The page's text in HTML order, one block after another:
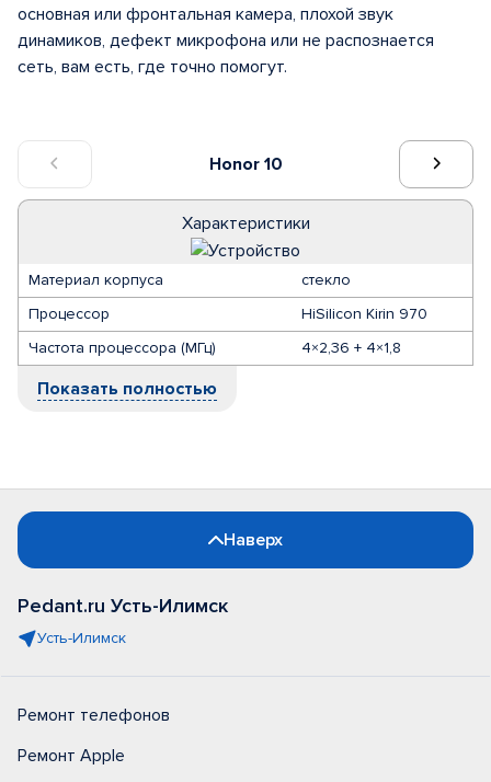
Honor 10
Характеристики
Материал корпуса
стекло
Процессор
HiSilicon Kirin 970
Частота процессора (МГц)
4×2,36 + 4×1,8
Показать полностью
основная или фронтальная камера, плохой звук
динамиков, дефект микрофона или не распознается
сеть, вам есть, где точно помогут.
Наверх
Pedant.ru Усть-Илимск
Усть-Илимск
Ремонт телефонов
Ремонт Apple